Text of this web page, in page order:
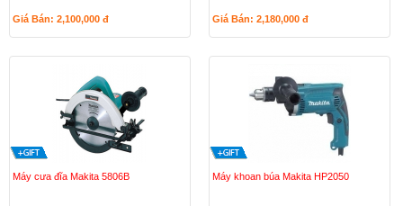
Giá Bán: 2,100,000 đ Giá Bán: 2,180,000 đ
Máy cưa đĩa Makita 5806B Máy khoan búa Makita HP2050